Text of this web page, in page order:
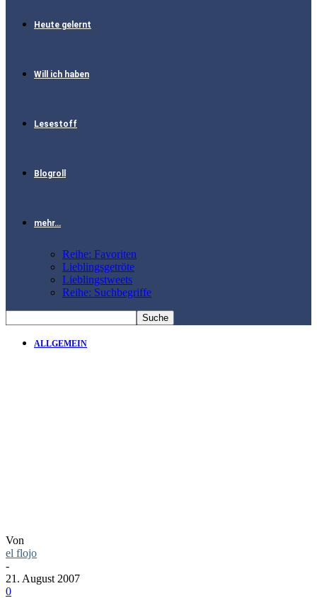
Heute gelernt
Will ich haben
Lesestoff
Blogroll
mehr…
Reihe: Favoriten
Lieblingsgetröte
Lieblingstweets
Reihe: Suchbegriffe
ALLGEMEIN
Von
el flojo
-
21. August 2007
0